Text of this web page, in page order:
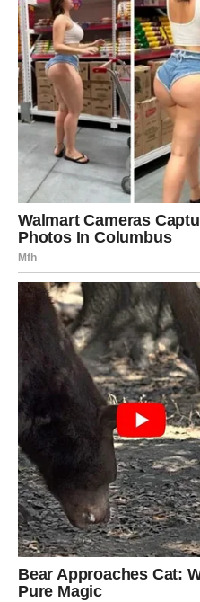
Zauzeti će osjetiti kako se
popravlja jer nestaje dio
opterećivao.
VRIJEME JE DA
VJEROVATI U
Najveća greška koju sada
sumnjate u sebe.
Zvijezde vam ne šalju prilike
One vam pokazuju da ste
Spremni za uspjeh.
Spremni za obilje.
Spremni za život o kojem
Zato ne dozvolite da vas
vama pojavi prilika koja
Jer upravo ta prilika mogla
niste ni zamišljali.